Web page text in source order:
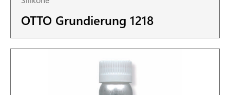
OTTO Grundierung 1218